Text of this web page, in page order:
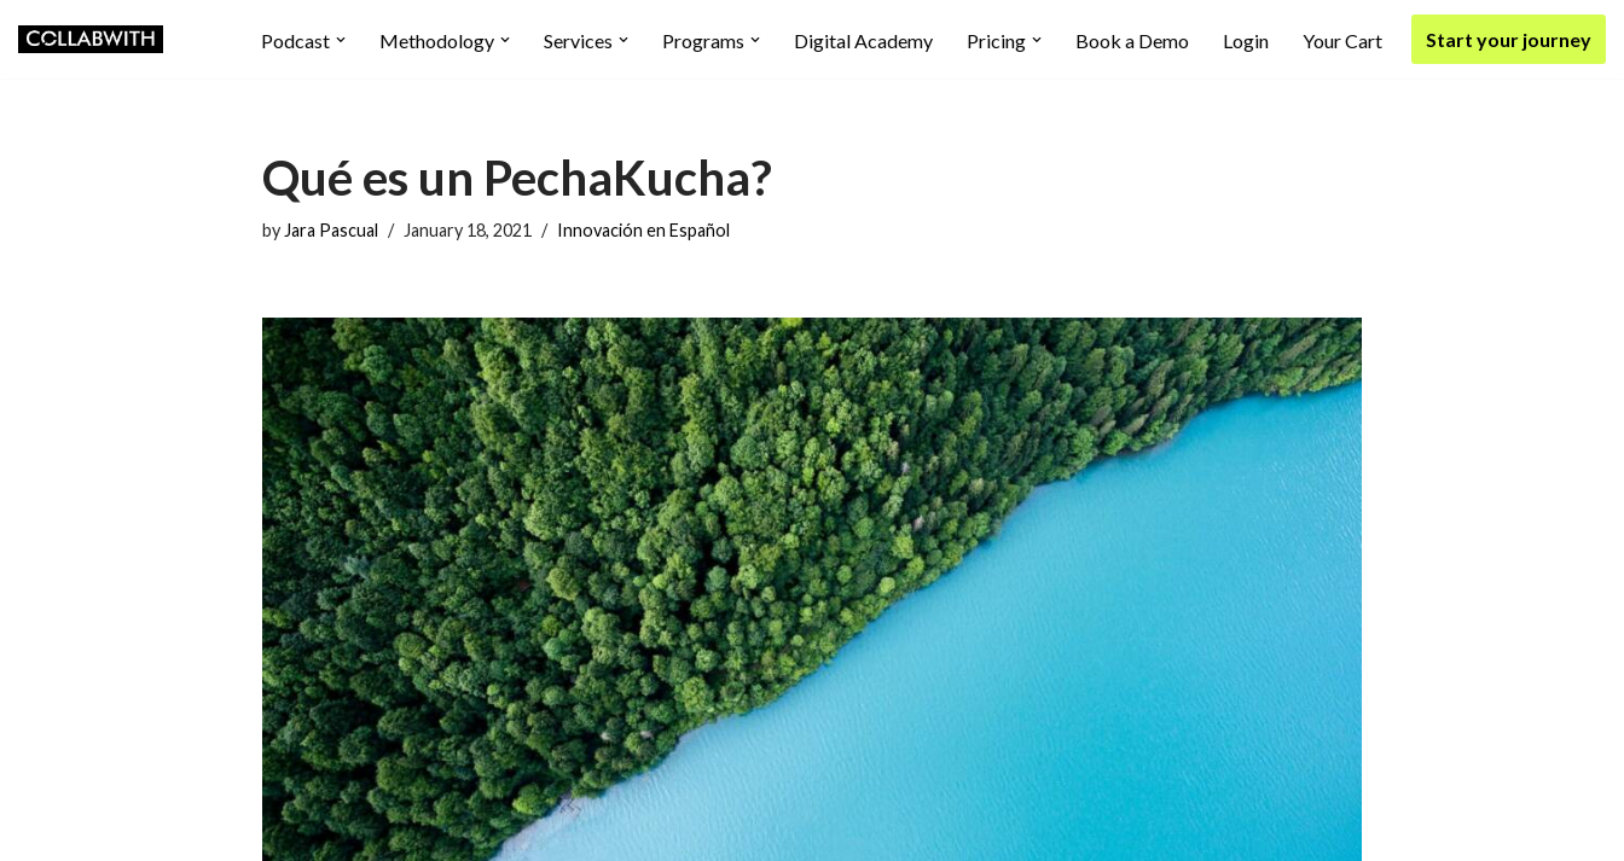
Podcast Methodology Services Programs Digital Academy Pricing Book a Demo Login Your Cart Start your journey
Qué es un PechaKucha?
by Jara Pascual January 18, 2021 Innovación en Español